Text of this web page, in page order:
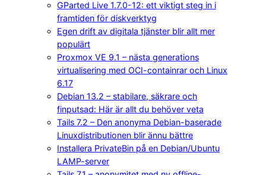
GParted Live 1.7.0-12: ett viktigt steg in i
framtiden för diskverktyg
Egen drift av digitala tjänster blir allt mer
populärt
Proxmox VE 9.1 – nästa generations
virtualisering med OCI-containrar och Linux
6.17
Debian 13.2 – stabilare, säkrare och
finputsad: Här är allt du behöver veta
Tails 7.2 – Den anonyma Debian-baserade
Linuxdistributionen blir ännu bättre
Installera PrivateBin på en Debian/Ubuntu
LAMP-server